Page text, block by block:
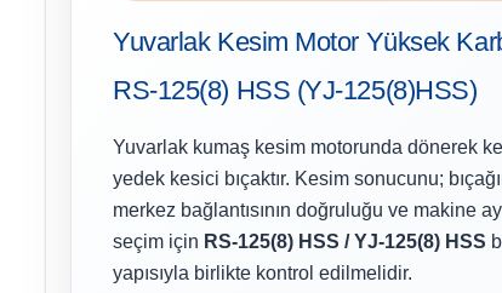
Yuvarlak Kesim Motor Yüksek
RS-125(8) HSS (YJ-125(8)HSS)
Yuvarlak kumaş kesim motorunda dönerek
yedek kesici bıçaktır. Kesim sonucunu;
merkez bağlantısının doğruluğu ve makine
seçim için RS-125(8) HSS / YJ-125(8) HSS
yapısıyla birlikte kontrol edilmelidir.